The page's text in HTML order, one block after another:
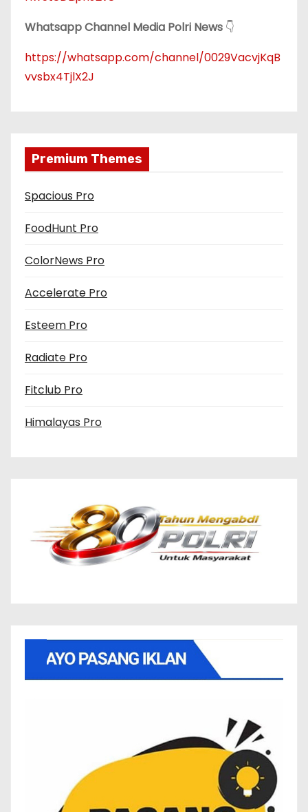
Whatsapp Channel Media Polri News 👇
https://whatsapp.com/channel/0029VacvjKqB
vvsbx4TjlX2J
Premium Themes
Spacious Pro
FoodHunt Pro
ColorNews Pro
Accelerate Pro
Esteem Pro
Radiate Pro
Fitclub Pro
Himalayas Pro